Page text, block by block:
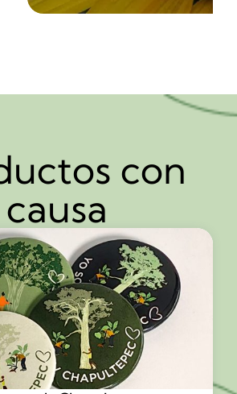
con
causa